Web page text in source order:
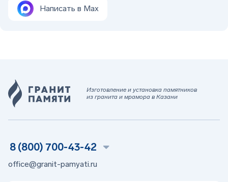
Написать в Max
Изготовление и установка памятников
из гранита и мрамора в Казани
8 (800) 700-43-42
office@granit-pamyati.ru